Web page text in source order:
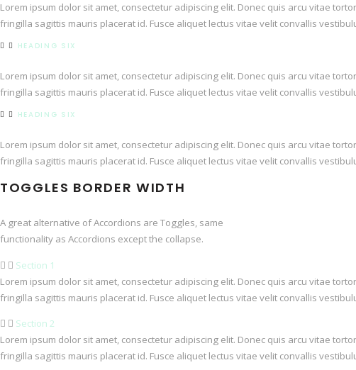
Lorem ipsum dolor sit amet, consectetur adipiscing elit. Donec quis arcu vitae
fringilla sagittis mauris placerat id. Fusce aliquet lectus vitae velit convallis
HEADING SIX
Lorem ipsum dolor sit amet, consectetur adipiscing elit. Donec quis arcu vitae
fringilla sagittis mauris placerat id. Fusce aliquet lectus vitae velit convallis
HEADING SIX
Lorem ipsum dolor sit amet, consectetur adipiscing elit. Donec quis arcu vitae
fringilla sagittis mauris placerat id. Fusce aliquet lectus vitae velit convallis
TOGGLES BORDER WIDTH
A great alternative of Accordions are Toggles, same
functionality as Accordions except the collapse.
Section 1
Lorem ipsum dolor sit amet, consectetur adipiscing elit. Donec quis arcu vitae
fringilla sagittis mauris placerat id. Fusce aliquet lectus vitae velit convallis
Section 2
Lorem ipsum dolor sit amet, consectetur adipiscing elit. Donec quis arcu vitae
fringilla sagittis mauris placerat id. Fusce aliquet lectus vitae velit convallis